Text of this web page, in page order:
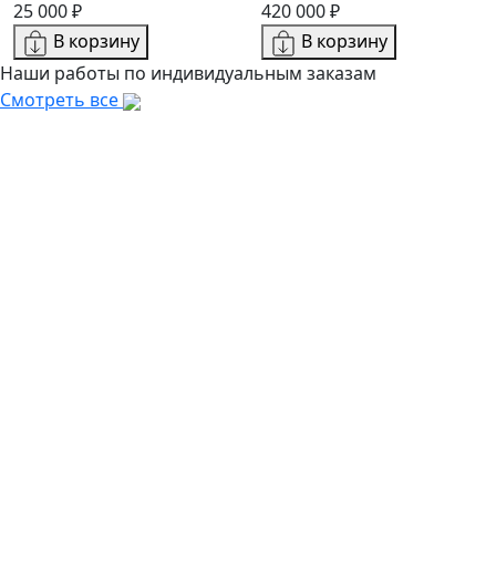
25 000 ₽
В корзину
420 000 ₽
В корзину
Наши работы по индивидуальным заказам
Смотреть все